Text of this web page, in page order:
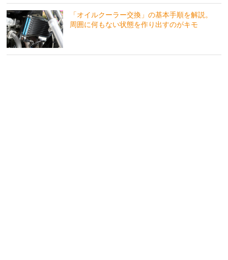
「オイルクーラー交換」の基本手順を解説。
周囲に何もない状態を作り出すのがキモ